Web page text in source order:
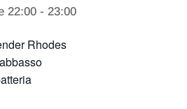
22:00- 23:00
Rhodes